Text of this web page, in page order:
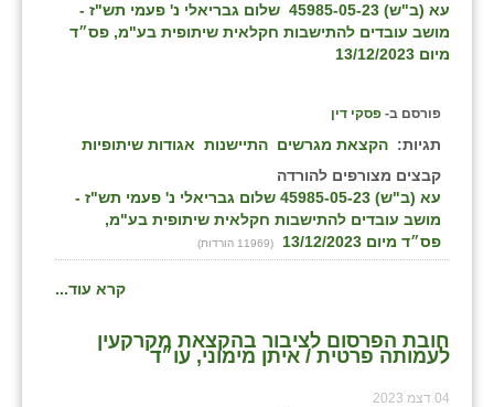
עא (ב"ש) 45985-05-23 שלום גבריאלי נ' פעמי תש"ז -
מושב עובדים להתישבות חקלאית שיתופית בע"מ, פס״ד
מיום 13/12/2023
פורסם ב- פסקי דין
תגיות: הקצאת מגרשים התיישנות אגודות שיתופיות
קבצים מצורפים להורדה
עא (ב"ש) 45985-05-23 שלום גבריאלי נ' פעמי תש"ז -
מושב עובדים להתישבות חקלאית שיתופית בע"מ,
פס״ד מיום 13/12/2023
(11969 הורדות)
קרא עוד...
חובת הפרסום לציבור בהקצאת מקרקעין
לעמותה פרטית / איתן מימוני, עו״ד
04 דצמ 2023
גנות
זוהר
הדר עם
חבצלת השרון
חרב לאת
יבול (מורג)